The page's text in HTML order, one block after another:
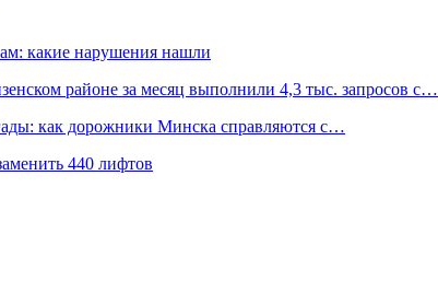
какие нарушения нашли
районе за месяц выполнили 4,3 тыс. запросов с…
как дорожники Минска справляются с…
440 лифтов